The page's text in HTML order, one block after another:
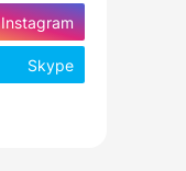
Instagram
Skype